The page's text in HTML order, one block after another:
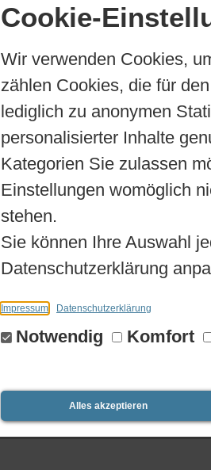
Cookie-
Wir verwenden Cookies,
zählen Cookies, die für
lediglich zu anonymen
personalisierter Inhalte
Kategorien Sie zulassen
Einstellungen womöglich
stehen.
Sie können Ihre Auswahl
Datenschutzerklärung
Impressum Datenschutzerklärung
Notwendig Komfort
Alles akzeptieren